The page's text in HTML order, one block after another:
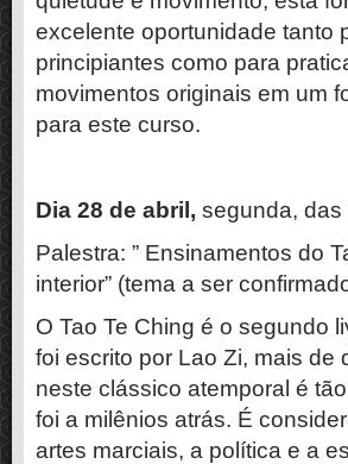
excelente oportunidade tanto
principiantes como para
movimentos originais em um
para este curso.
Dia 28 de abril, segunda,
Palestra: ” Ensinamentos do
interior” (tema a ser
O Tao Te Ching é o segundo
foi escrito por Lao Zi, mais de
neste clássico atemporal é
foi a milênios atrás. É
artes marciais, a política e a